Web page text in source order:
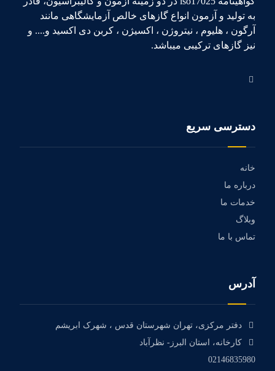
به تولید و آزمون انواع گازهای خالص آزمایشگاهی مانند
آرگون ، هلیوم ، نیتروژن ، اکسیژن ، کربن دی اکسید و.... و
نیز گازهای ترکیبی میباشد.
دسترسی سریع
خانه
درباره ما
خدمات ما
وبلاگ
تماس با ما
آدرس
دفتر مرکزی، تهران شهرستان قدس ، شهرک ابریشم
کارخانه، استان البرز- نظرآباد
02146835980